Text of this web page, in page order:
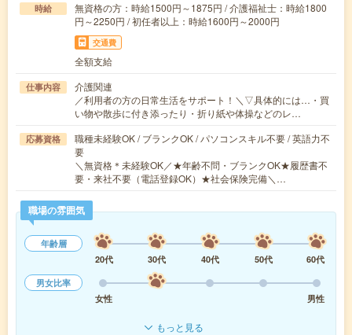
時給
無資格の方：時給1500円～1875円 / 介護福祉士：時給1800
円～2250円 / 初任者以上：時給1600円～2000円
交通費
全額支給
仕事内容
介護関連
／利用者の方の日常生活をサポート！＼▽具体的には…・買
い物や散歩に付き添ったり・折り紙や体操などのレ…
応募資格
職種未経験OK / ブランクOK / パソコンスキル不要 / 英語力不
要
＼無資格＊未経験OK／★年齢不問・ブランクOK★履歴書不
要・来社不要（電話登録OK）★社会保険完備＼…
職場の雰囲気
年齢層
20代
30代 40代 50代
60代
男女比率
女性
男性
もっと見る